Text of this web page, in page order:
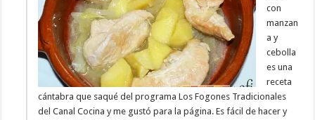
con
manzan
a y
cebolla
es una
receta
cántabra que saqué del programa Los Fogones Tradicionales
del Canal Cocina y me gustó para la página. Es fácil de hacer y